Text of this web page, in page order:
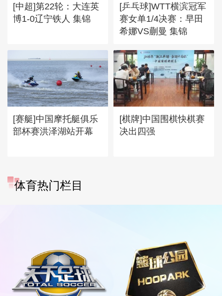
[中超]第22轮：大连英
博1-0辽宁铁人 集锦
[乒乓球]WTT横滨冠军
赛女单1/4决赛：早田
希娜VS蒯曼 集锦
[赛艇]中国摩托艇俱乐
部杯赛洪泽湖站开幕
[棋牌]中国围棋快棋赛
决出四强
体育热门栏目